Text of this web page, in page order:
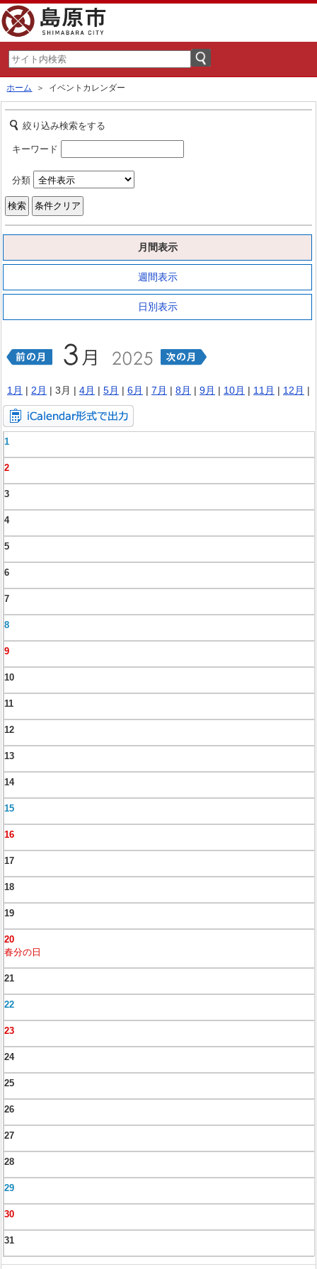
ホーム ＞ イベントカレンダー
絞り込み検索をする
キーワード
分類
月間表示
週間表示
日別表示
1月 | 2月 | 3月 | 4月 | 5月 | 6月 | 7月 | 8月 | 9月 | 10月 | 11月 | 12月 |
1
2
3
4
5
6
7
8
9
10
11
12
13
14
15
16
17
18
19
20
春分の日
21
22
23
24
25
26
27
28
29
30
31